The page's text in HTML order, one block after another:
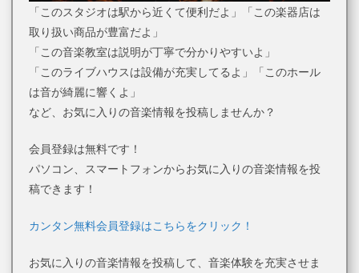
「このスタジオは駅から近くて便利だよ」「この楽器店は
取り扱い商品が豊富だよ」
「この音楽教室は説明が丁寧で分かりやすいよ」
「このライブハウスは設備が充実してるよ」「このホール
は音が綺麗に響くよ」
など、お気に入りの音楽情報を投稿しませんか？
会員登録は無料です！
パソコン、スマートフォンからお気に入りの音楽情報を投
稿できます！
カンタン無料会員登録はこちらをクリック！
お気に入りの音楽情報を投稿して、音楽体験を充実させま